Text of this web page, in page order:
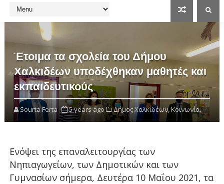
Έτοιμα τα σχολεία του Δήμου
Χαλκιδέων υποδέχθηκαν μαθητές και
εκπαιδευτικούς
Sourta Ferta 5 years ago Δήμος Χαλκιδέων,Κοινωνία,
Ενόψει της επαναλειτουργίας των
Νηπιαγωγείων, των Δημοτικών και των
Γυμνασίων σήμερα, Δευτέρα 10 Μαΐου 2021, τα